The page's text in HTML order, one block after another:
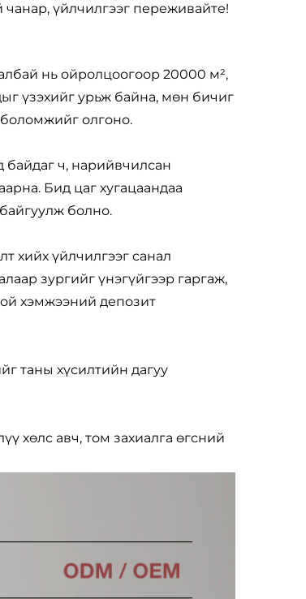
чанар, үйлчилгээг переживайте!
нь ойролцоогоор 20000 м²,
үзэхийг урьж байна, мөн бичиг
олгоно.
байдаг ч, нарийвчилсан
Бид цаг хугацаандаа
болно.
хийх үйлчилгээг санал
зургийг үнэгүйгээр гаргаж,
хэмжээний депозит
таны хүсилтийн дагуу
хөлс авч, том захиалга өгсний